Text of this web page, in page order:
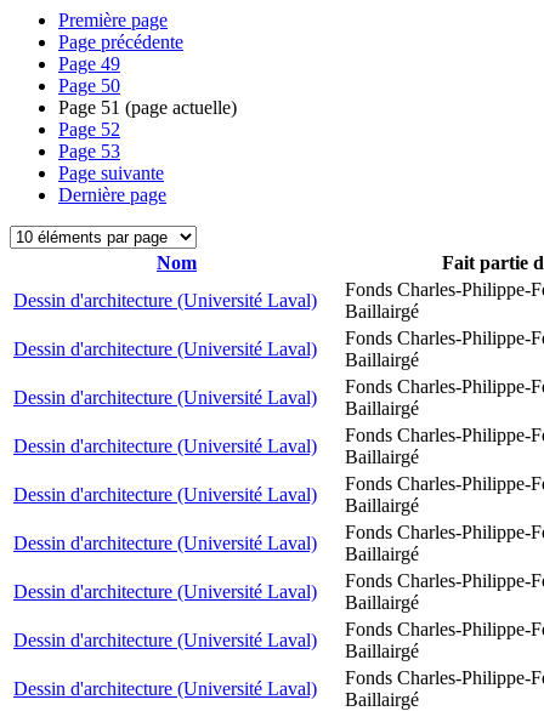
Première page
Page précédente
Page 49
Page 50
Page 51 (page actuelle)
Page 52
Page 53
Page suivante
Dernière page
Nom
Fait partie
Dessin d'architecture (Université Laval)
Fonds Charles-Philippe-
Baillairgé
Dessin d'architecture (Université Laval)
Fonds Charles-Philippe-
Baillairgé
Dessin d'architecture (Université Laval)
Fonds Charles-Philippe-
Baillairgé
Dessin d'architecture (Université Laval)
Fonds Charles-Philippe-
Baillairgé
Dessin d'architecture (Université Laval)
Fonds Charles-Philippe-
Baillairgé
Dessin d'architecture (Université Laval)
Fonds Charles-Philippe-
Baillairgé
Dessin d'architecture (Université Laval)
Fonds Charles-Philippe-
Baillairgé
Dessin d'architecture (Université Laval)
Fonds Charles-Philippe-
Baillairgé
Dessin d'architecture (Université Laval)
Fonds Charles-Philippe-
Baillairgé